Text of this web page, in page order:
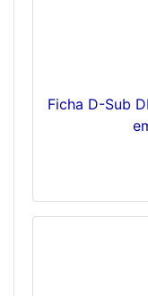
Ficha D-Sub